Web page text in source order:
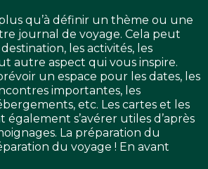
plus qu’à définir un thème ou une
journal de voyage. Cela peut
les activités, les
autre aspect qui vous inspire.
un espace pour les dates, les
importantes, les
etc. Les cartes et les
également s’avérer utiles d’après
La préparation du
du voyage ! En avant